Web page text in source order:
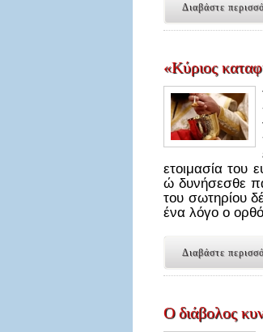
Διαβάστε
«Κύριος
ετοιμασία του
ώ δυνήσεσθε
του σωτηρίου
ένα λόγο ο
Διαβάστε
Ο διάβολος